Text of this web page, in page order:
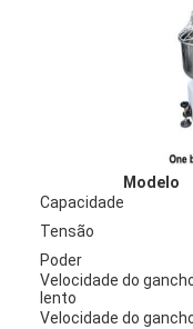
Para casa
Produtos
Modelo
Capacidade
Tensão
Poder
Velocidade do
lento
Velocidade do